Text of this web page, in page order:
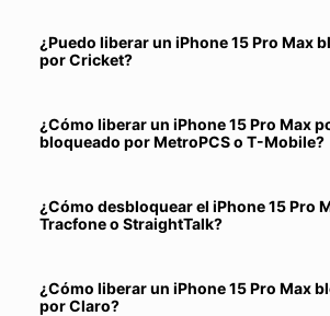
¿Puedo liberar un iPhone 15 Pro Max
por Cricket?
¿Cómo liberar un iPhone 15 Pro Max
bloqueado por MetroPCS o T-Mobile?
¿Cómo desbloquear el iPhone 15 Pro
Tracfone o StraightTalk?
¿Cómo liberar un iPhone 15 Pro Max
por Claro?